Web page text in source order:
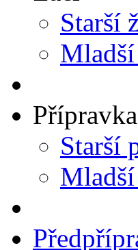
Starší
Přípravka
Starší